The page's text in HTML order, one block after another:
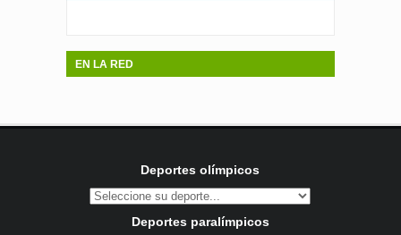
EN LA RED
Deportes olímpicos
Deportes paralímpicos